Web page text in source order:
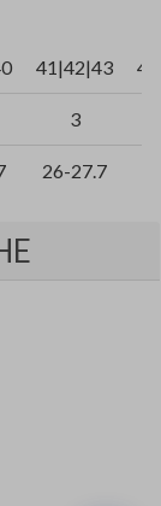
41|42|43
3
26-27.7